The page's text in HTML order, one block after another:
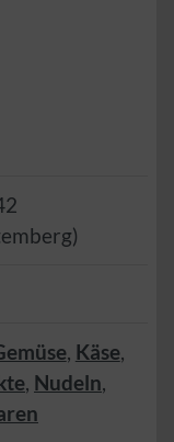
)
, Käse,
, Nudeln,